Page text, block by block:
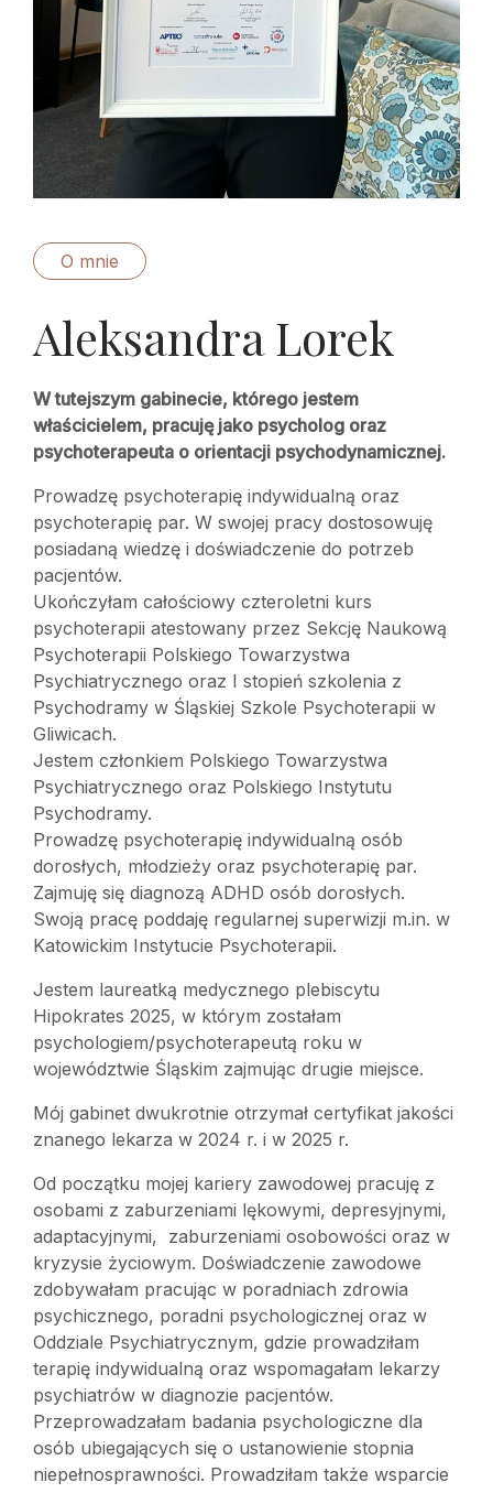
O mnie
Aleksandra Lorek
W tutejszym gabinecie, którego jestem
właścicielem, pracuję jako psycholog oraz
psychoterapeuta o orientacji psychodynamicznej.
Prowadzę psychoterapię indywidualną oraz
psychoterapię par. W swojej pracy dostosowuję
posiadaną wiedzę i doświadczenie do potrzeb
pacjentów.
Ukończyłam całościowy czteroletni kurs
psychoterapii atestowany przez Sekcję Naukową
Psychoterapii Polskiego Towarzystwa
Psychiatrycznego oraz I stopień szkolenia z
Psychodramy w Śląskiej Szkole Psychoterapii w
Gliwicach.
Jestem członkiem Polskiego Towarzystwa
Psychiatrycznego oraz Polskiego Instytutu
Psychodramy.
Prowadzę psychoterapię indywidualną osób
dorosłych, młodzieży oraz psychoterapię par.
Zajmuję się diagnozą ADHD osób dorosłych.
Swoją pracę poddaję regularnej superwizji m.in. w
Katowickim Instytucie Psychoterapii.
Jestem laureatką medycznego plebiscytu
Hipokrates 2025, w którym zostałam
psychologiem/psychoterapeutą roku w
województwie Śląskim zajmując drugie miejsce.
Mój gabinet dwukrotnie otrzymał certyfikat jakości
znanego lekarza w 2024 r. i w 2025 r.
Od początku mojej kariery zawodowej pracuję z
osobami z zaburzeniami lękowymi, depresyjnymi,
adaptacyjnymi, zaburzeniami osobowości oraz w
kryzysie życiowym. Doświadczenie zawodowe
zdobywałam pracując w poradniach zdrowia
psychicznego, poradni psychologicznej oraz w
Oddziale Psychiatrycznym, gdzie prowadziłam
terapię indywidualną oraz wspomagałam lekarzy
psychiatrów w diagnozie pacjentów.
Przeprowadzałam badania psychologiczne dla
osób ubiegających się o ustanowienie stopnia
niepełnosprawności. Prowadziłam także wsparcie